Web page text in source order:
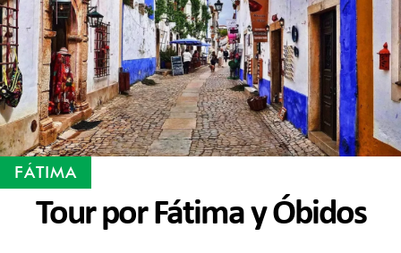
FÁTIMA
Tour por Fátima y Óbidos